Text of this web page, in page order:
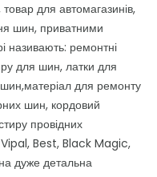
для автомагазинів,
шин, приватними
називають: ремонтні
для шин, латки для
для ремонту
шин, кордовий
провідних
Best, Black Magic,
дуже детальна